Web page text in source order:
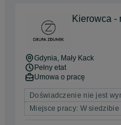
Kierowca -
Gdynia, Mały Kack
Pełny etat
Umowa o pracę
Doświadczenie nie jest
Miejsce pracy: W siedzibie